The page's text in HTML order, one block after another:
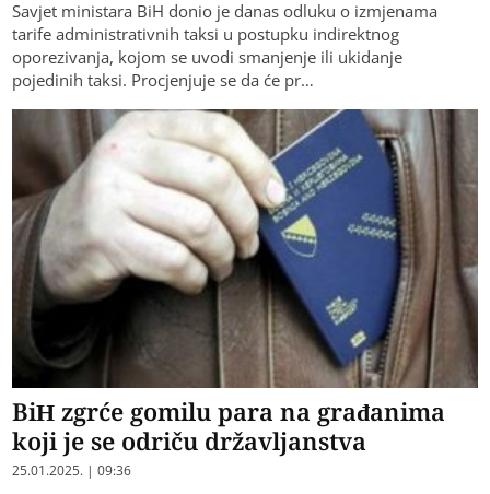
Savjet ministara BiH donio je danas odluku o izmjenama
tarife administrativnih taksi u postupku indirektnog
oporezivanja, kojom se uvodi smanjenje ili ukidanje
pojedinih taksi. Procjenjuje se da će pr…
BiH zgrće gomilu para na građanima
koji je se odriču državljanstva
25.01.2025. | 09:36